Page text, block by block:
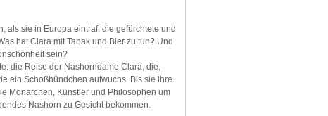
als sie in Europa eintraf: die gefürchtete und
hat Clara mit Tabak und Bier zu tun? Und
sein?
die Reise der Nashorndame Clara, die,
ein Schoßhündchen aufwuchs. Bis sie ihre
Monarchen, Künstler und Philosophen um
Nashorn zu Gesicht bekommen.